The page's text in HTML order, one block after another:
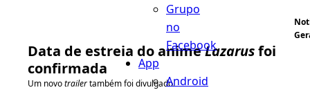
Grupo
no
Facebook
App
Android
Data de estreia do animeLazarusfoi
confirmada
Um novotrailertambém foi divulgado.